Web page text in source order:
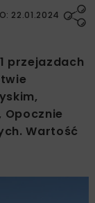
22.01.2024
przejazdach
Opocznie
Wartość